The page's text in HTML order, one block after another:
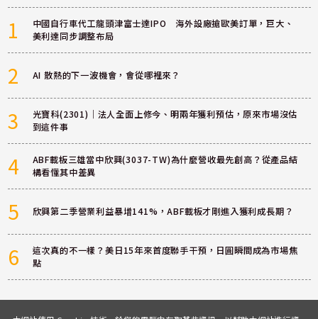
1
中國自行車代工龍頭津富士達IPO 海外設廠搶歐美訂單，巨大、
美利達同步調整布局
2 AI 散熱的下一波機會，會從哪裡來？
3
光寶科(2301)｜法人全面上修今、明兩年獲利預估，原來市場沒估
到這件事
4
ABF載板三雄當中欣興(3037-TW)為什麼營收最先創高？從產品結
構看懂其中差異
5 欣興第二季營業利益暴增141%，ABF載板才剛進入獲利成長期？
6
這次真的不一樣？美日15年來首度聯手干預，日圓瞬間成為市場焦
點